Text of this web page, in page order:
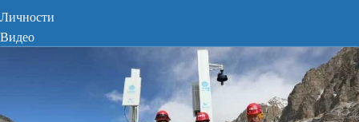
Личности
Видео